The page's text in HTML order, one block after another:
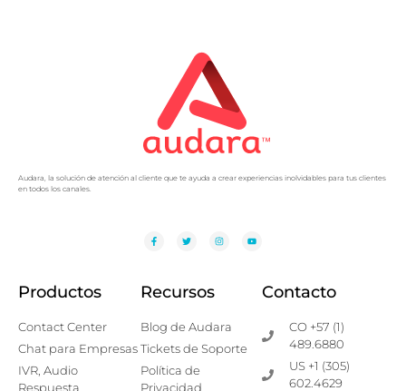
Audara, la solución de atención al cliente que te ayuda a crear experiencias inolvidables para tus clientes
en todos los canales.
Productos
Contact Center
Chat para Empresas
IVR, Audio
Respuesta
Recursos
Blog de Audara
Tickets de Soporte
Política de
Privacidad
Contacto
CO +57 (1)
489.6880
US +1 (305)
602.4629